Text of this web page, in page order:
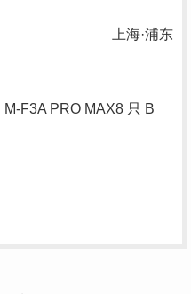
上海·浦东
M-F3A PRO MAX8 只 B